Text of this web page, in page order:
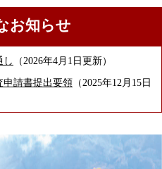
お知らせ
し 2026年4月1日更新
申請書提出要領
2025年12月15日